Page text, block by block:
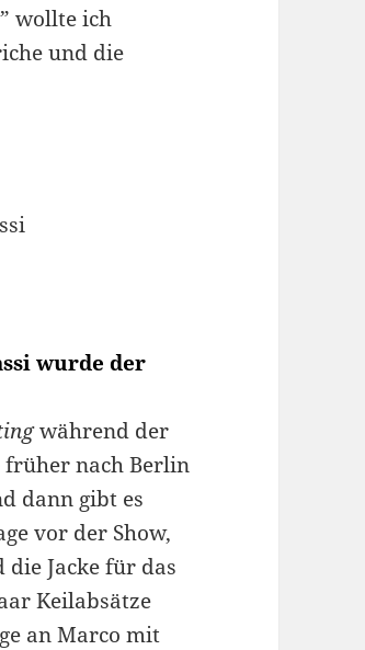
” wollte ich
und die
wurde der
während der
früher nach Berlin
dann gibt es
vor der Show,
Jacke für das
Keilabsätze
an Marco mit